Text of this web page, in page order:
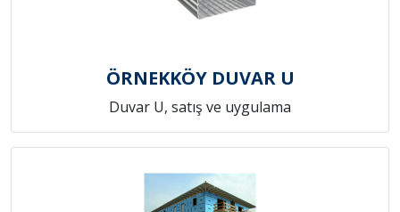
ÖRNEKKÖY DUVAR U
Duvar U, satış ve uygulama